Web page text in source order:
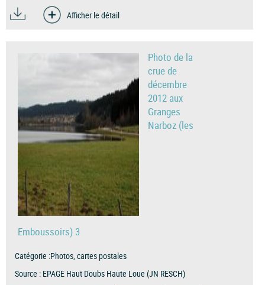
Afficher le détail
Photo de la
crue de
décembre
2012 aux
Granges
Narboz (les
Emboussoirs) 3
Catégorie :Photos, cartes postales
Source : EPAGE Haut Doubs Haute Loue (JN RESCH)